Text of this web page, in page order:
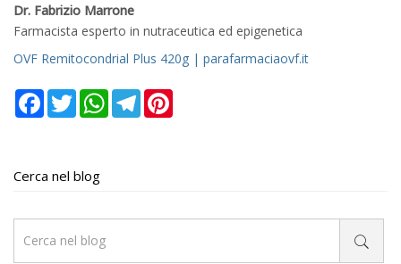
Cerca nel blog
Dr. Fabrizio Marrone
Farmacista esperto in nutraceutica ed epigenetica
OVF Remitocondrial Plus 420g | parafarmaciaovf.it
Facebook
TwitterWhatsAppTelegram